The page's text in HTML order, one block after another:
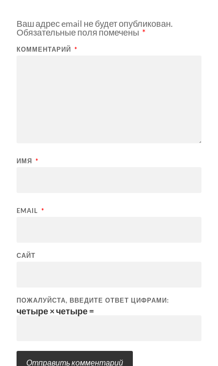
Ваш адрес email не будет опубликован.
Обязательные поля помечены *
КОММЕНТАРИЙ *
ИМЯ *
EMAIL *
САЙТ
ПОЖАЛУЙСТА, ВВЕДИТЕ ОТВЕТ ЦИФРАМИ:
четыре × четыре =